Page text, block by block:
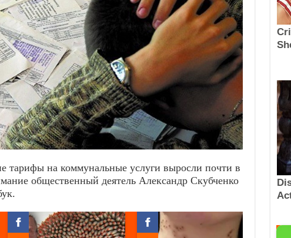
тарифы на коммунальные услуги выросли почти в
общественный деятель Александр Скубченко